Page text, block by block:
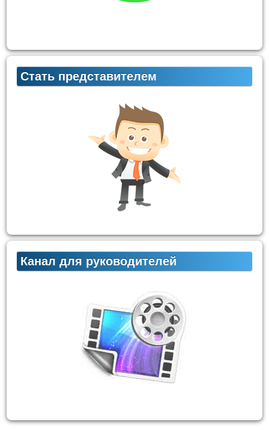
Стать представителем
Канал для руководителей